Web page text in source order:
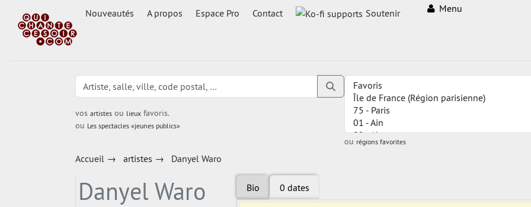
Nouveautés A propos Espace Pro Contact Soutenir Menu
vos artistesou lieuxfavoris.
ou Les spectacles «jeunes publics»
ou régions favorites
Accueil→ artistes → Danyel Waro
Danyel Waro Bio 0 dates